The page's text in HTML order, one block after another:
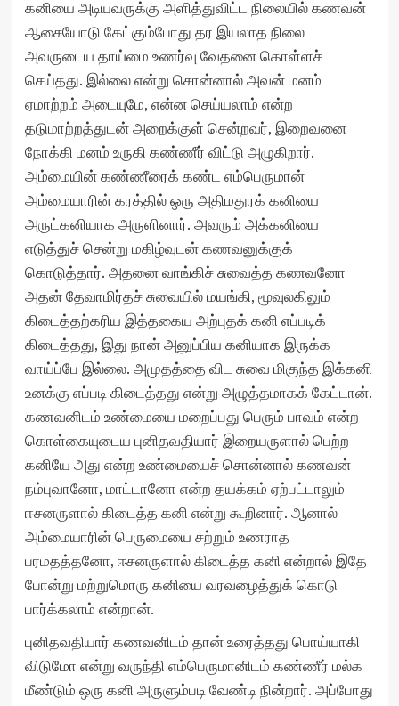
கனியை அடியவருக்கு அளித்துவிட்ட நிலையில் கணவன்
ஆசையோடு கேட்கும்போது தர இயலாத நிலை
அவருடைய தாய்மை உணர்வு வேதனை கொள்ளச்
செய்தது. இல்லை என்று சொன்னால் அவன் மனம்
ஏமாற்றம் அடையுமே, என்ன செய்யலாம் என்ற
தடுமாற்றத்துடன் அறைக்குள் சென்றவர், இறைவனை
நோக்கி மனம் உருகி கண்ணீர் விட்டு அழுகிறார்.
அம்மையின் கண்ணீரைக் கண்ட எம்பெருமான்
அம்மையாரின் கரத்தில் ஒரு அதிமதுரக் கனியை
அருட்கனியாக அருளினார். அவரும் அக்கனியை
எடுத்துச் சென்று மகிழ்வுடன் கணவனுக்குக்
கொடுத்தார். அதனை வாங்கிச் சுவைத்த கணவனோ
அதன் தேவாமிர்தச் சுவையில் மயங்கி, மூவுலகிலும்
கிடைத்தற்கரிய இத்தகைய அற்புதக் கனி எப்படிக்
கிடைத்தது, இது நான் அனுப்பிய கனியாக இருக்க
வாய்ப்பே இல்லை. அமுதத்தை விட சுவை மிகுந்த இக்கனி
உனக்கு எப்படி கிடைத்தது என்று அழுத்தமாகக் கேட்டான்.
கணவனிடம் உண்மையை மறைப்பது பெரும் பாவம் என்ற
கொள்கையுடைய புனிதவதியார் இறையருளால் பெற்ற
கனியே அது என்ற உண்மையைச் சொன்னால் கணவன்
நம்புவானோ, மாட்டானோ என்ற தயக்கம் ஏற்பட்டாலும்
ஈசனருளால் கிடைத்த கனி என்று கூறினார். ஆனால்
அம்மையாரின் பெருமையை சற்றும் உணராத
பரமதத்தனோ, ஈசனருளால் கிடைத்த கனி என்றால் இதே
போன்று மற்றுமொரு கனியை வரவழைத்துக் கொடு
பார்க்கலாம் என்றான்.
புனிதவதியார் கணவனிடம் தான் உரைத்தது பொய்யாகி
விடுமோ என்று வருந்தி எம்பெருமானிடம் கண்ணீர் மல்க
மீண்டும் ஒரு கனி அருளும்படி வேண்டி நின்றார். அப்போது